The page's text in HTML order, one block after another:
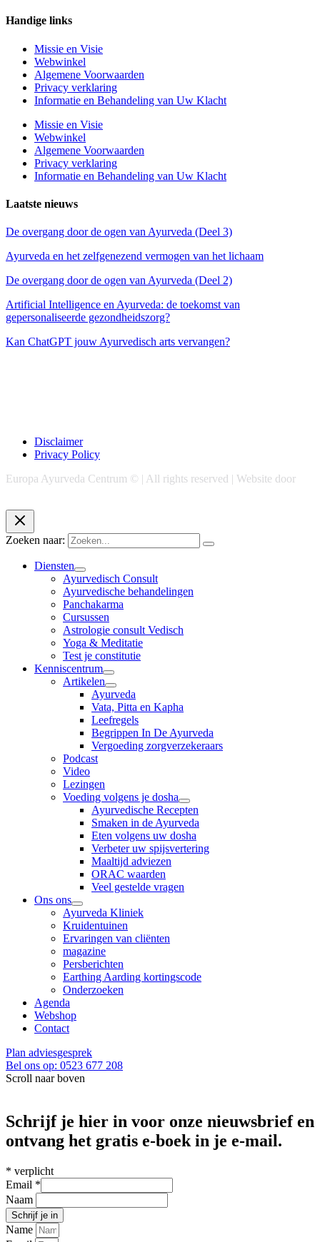
Handige links
Missie en Visie
Webwinkel
Algemene Voorwaarden
Privacy verklaring
Informatie en Behandeling van Uw Klacht
Missie en Visie
Webwinkel
Algemene Voorwaarden
Privacy verklaring
Informatie en Behandeling van Uw Klacht
Laatste nieuws
De overgang door de ogen van Ayurveda (Deel 3)
Ayurveda en het zelfgenezend vermogen van het lichaam
De overgang door de ogen van Ayurveda (Deel 2)
Artificial Intelligence en Ayurveda: de toekomst van
gepersonaliseerde gezondheidszorg?
Kan ChatGPT jouw Ayurvedisch arts vervangen?
Disclaimer
Privacy Policy
Europa Ayurveda Centrum © | All rights reserved | Website door
Zoeken naar:
Diensten
Ayurvedisch Consult
Ayurvedische behandelingen
Panchakarma
Cursussen
Astrologie consult Vedisch
Yoga & Meditatie
Test je constitutie
Kenniscentrum
Artikelen
Ayurveda
Vata, Pitta en Kapha
Leefregels
Begrippen In De Ayurveda
Vergoeding zorgverzekeraars
Podcast
Video
Lezingen
Voeding volgens je dosha
Ayurvedische Recepten
Smaken in de Ayurveda
Eten volgens uw dosha
Verbeter uw spijsvertering
Maaltijd adviezen
ORAC waarden
Veel gestelde vragen
Ons ons
Ayurveda Kliniek
Kruidentuinen
Ervaringen van cliënten
magazine
Persberichten
Earthing Aarding kortingscode
Onderzoeken
Agenda
Webshop
Contact
Plan adviesgesprek
Bel ons op: 0523 677 208
Scroll naar boven
Schrijf je hier in voor onze nieuwsbrief en
ontvang het gratis e-boek in je e-mail.
* verplicht
Email *
Naam
Name